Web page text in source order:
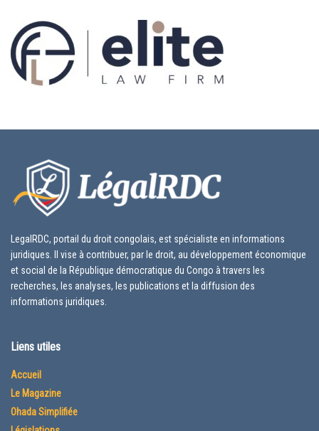
LegalRDC, portail du droit congolais, est spécialiste en informations
juridiques. Il vise à contribuer, par le droit, au développement économique
et social de la République démocratique du Congo à travers les
recherches, les analyses, les publications et la diffusion des
informations juridiques.
Liens utiles
Accueil
Le Magazine
Ohada Simplifiée